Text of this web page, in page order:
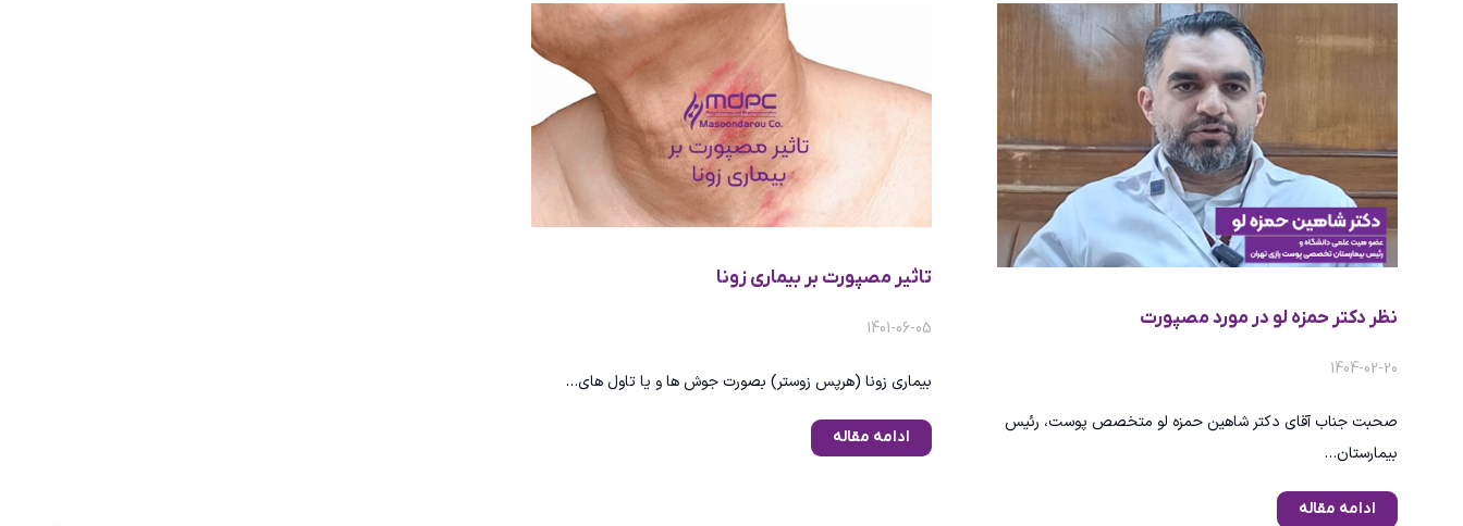
نظر دکتر حمزه لو در مورد مصپورت
1404-02-20
صحبت جناب آقای دکتر شاهین حمزه لو متخصص پوست، رئیس
بیمارستان…
ادامه مقاله
تاثیر مصپورت بر بیماری زونا
1401-06-05
بیماری زونا (هرپس زوستر) بصورت جوش ها و یا تاول های…
ادامه مقاله